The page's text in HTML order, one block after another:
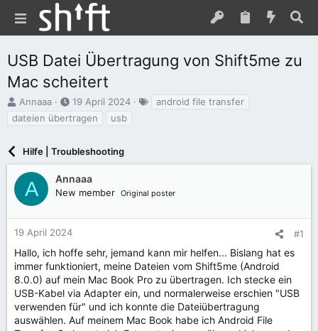
USB Datei Übertragung von Shift5me zu
Mac scheitert
E
e
l
l
r
Annaaa
E
e
l
l
t
19 April 2024
g
o
android file transfer
dateien übertragen
usb
Hilfe | Troubleshooting
A Annaaa
New member Original poster
19 April 2024 #1
Hallo, ich hoffe sehr, jemand kann mir helfen... Bislang hat es
immer funktioniert, meine Dateien vom Shift5me (Android
8.0.0) auf mein Mac Book Pro zu übertragen. Ich stecke ein
USB-Kabel via Adapter ein, und normalerweise erschien "USB
verwenden für" und ich konnte die Dateiübertragung
auswählen. Auf meinem Mac Book habe ich Android File